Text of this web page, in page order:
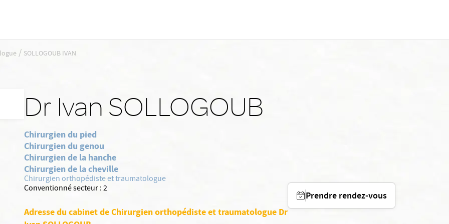
/ SOLLOGOUB IVAN
Dr Ivan SOLLOGOUB
Chirurgien du pied
Chirurgien du genou
Chirurgien de la hanche
Chirurgien de la cheville
Chirurgien orthopédiste et traumatologue
Conventionné secteur :2
Adresse du cabinet de Chirurgien orthopédiste et traumatologue Dr
Prendre rendez-vous